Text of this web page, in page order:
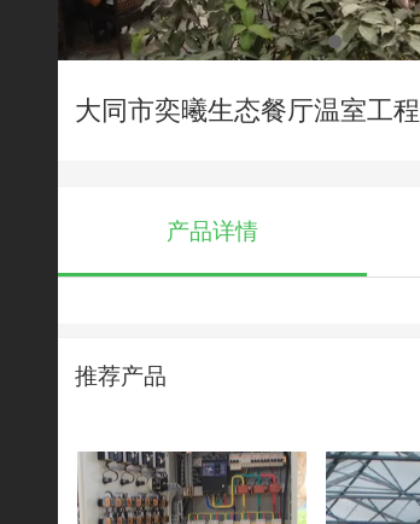
大同市奕曦生态餐厅温室工程
产品详情
推荐产品